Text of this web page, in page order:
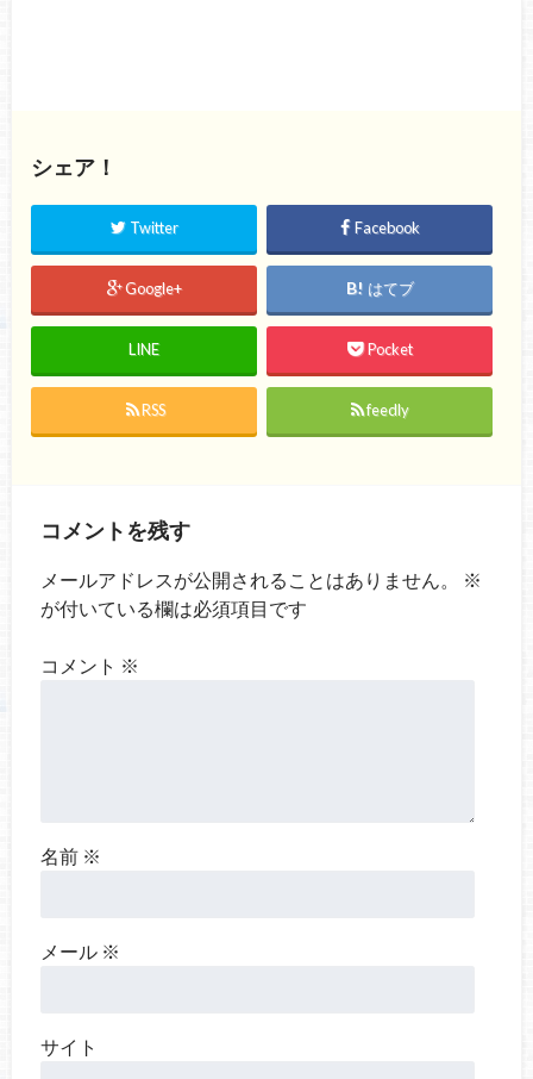
シェア！
Twitter Facebook
Google+ はてブ
LINE Pocket
RSS feedly
コメントを残す
メールアドレスが公開されることはありません。
※
が付いている欄は必須項目です
コメント ※
名前 ※
メール ※
サイト